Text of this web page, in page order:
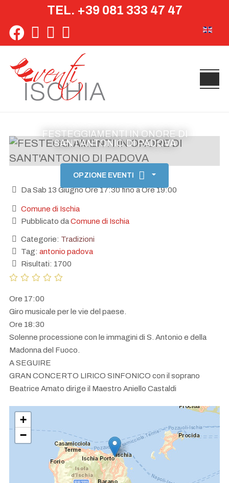
TEL. +39 081 333 47 47
FESTEGGIAMENTI IN ONORE DI
SANT'ANTONIO DI PADOVA
OPZIONE EVENTI
Da Sab 13 Giugno Ore 17:30 fino a Ore 19:00
Comune di Ischia
Pubblicato daComune di Ischia
Categorie: Tradizioni
Tag: antonio padova
Risultati: 1700
Ore 17:00
Giro musicale per le vie del paese.
Ore 18:30
Solenne processione con le immagini di S. Antonio e della
Madonna del Fuoco.
A SEGUIRE
GRAN CONCERTO LIRICO SINFONICO con il soprano
Beatrice Amato dirige il Maestro Aniello Castaldi
+
−